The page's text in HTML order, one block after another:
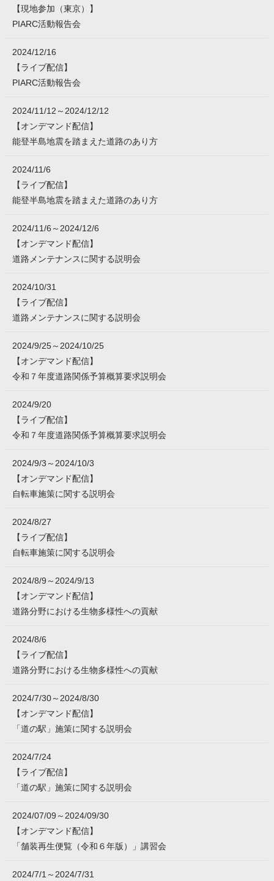
【現地参加（東京）】
PIARC活動報告会
2024/12/16
【ライブ配信】
PIARC活動報告会
2024/11/12～2024/12/12
【オンデマンド配信】
能登半島地震を踏まえた道路のあり方
2024/11/6
【ライブ配信】
能登半島地震を踏まえた道路のあり方
2024/11/6～2024/12/6
【オンデマンド配信】
道路メンテナンスに関する説明会
2024/10/31
【ライブ配信】
道路メンテナンスに関する説明会
2024/9/25～2024/10/25
【オンデマンド配信】
令和７年度道路関係予算概算要求説明会
2024/9/20
【ライブ配信】
令和７年度道路関係予算概算要求説明会
2024/9/3～2024/10/3
【オンデマンド配信】
自転車施策に関する説明会
2024/8/27
【ライブ配信】
自転車施策に関する説明会
2024/8/9～2024/9/13
【オンデマンド配信】
道路分野における生物多様性への貢献
2024/8/6
【ライブ配信】
道路分野における生物多様性への貢献
2024/7/30～2024/8/30
【オンデマンド配信】
「道の駅」施策に関する説明会
2024/7/24
【ライブ配信】
「道の駅」施策に関する説明会
2024/07/09～2024/09/30
【オンデマンド配信】
「舗装再生便覧（令和６年版）」講習会
2024/7/1～2024/7/31